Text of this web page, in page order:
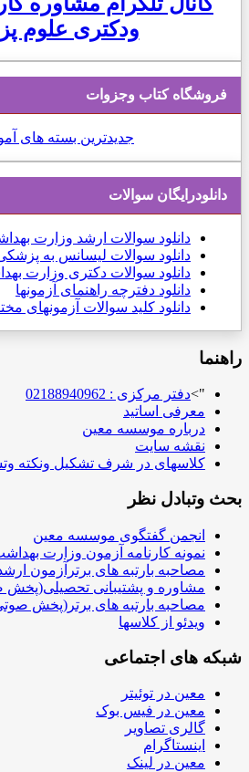
ودکتری علوم
فروشگاه کتاب وجزوات
جدیدترین بسته های
دانلودرایگان سوالات
دانلود سوالات ارشد وزارت
دانلود سوالات لیسانس به
دانلود سوالات دکتری وزارت
دانلود دفترچه راهنمای آزمونها
دانلود کلید سوالات آزمونهای
راهنما
">دفتر مرکزی : 02188940962
معرفی اساتید
درباره موسسه معین
نقشه سایت
کلاسهای در شرف تشکیل ونکته
بحث وتبادل نظر
انجمن گفتگوی موسسه معین
نمونه کارنامه آزمون وزارت
مصاحبه بارتبه های برترآزمون
مشاوره و پشتیبانی
مصاحبه بارتبه های برتر(پخش
ویدئو از کلاسها
شبکه های اجتماعی
معین در توئیتر
معین در فیس بوک
گالری تصاویر
اینستاگرام
معین در لینک